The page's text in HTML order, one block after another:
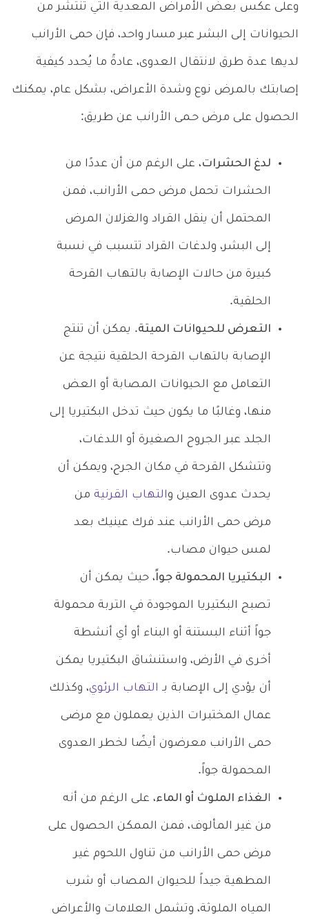
وعلى عكس بعض الأمراض المعدية التي تنتشر من
الحيوانات إلى البشر عبر مسار واحد، فإن حمى الأرانب
لديها عدة طرق لانتقال العدوى، عادةً ما يُحدد كيفية
إصابتك بالمرض نوع وشدة الأعراض، بشكل عام، يمكنك
الحصول على مرض حـمى الأرانب عن طريق:
لدغ الحشرات، على الرغم من أن عددًا من
الحشرات تحمل مرض حمـى الأرانب، فمن
المحتمل أن ينقل القراد والغزلان المرض
إلى البشر، ولدغات القراد تتسبب في نسبة
كبيرة من حالات الإصابة بالتهاب القرحة
الحلقية.
التعرض للحيوانات الميتة. يمكن أن تنتج
الإصابة بالتهاب القرحة الحلقية نتيجة عن
التعامل مع الحيوانات المصابة أو العض
منها، وغالبًا ما يكون حيث تدخل البكتيريا إلى
الجلد عبر الجروح الصغيرة أو اللدغات،
وتتشكل القرحة في مكان الجرح، ويمكن أن
يحدث عدوى العين والتهاب القرنية من
مرض حمى الأرانب عند فرك عينيك بعد
لمس حيوان مصاب.
البكتيريا المحمولة جواً، حيث يمكن أن
تصبح البكتيريا الموجودة في التربة محمولة
جواً أثناء البستنة أو البناء أو أي أنشطة
أخرى في الأرض، واستنشاق البكتيريا يمكن
أن يؤدي إلى الإصابة بـ التهاب الرئوي، وكذلك
عمال المختبرات الذين يعملون مع مرضى
حمى الأرانب معرضون أيضًا لخطر العدوى
المحمولة جواً.
الغذاء الملوث أو الماء، على الرغم من أنه
من غير المألوف، فمن الممكن الحصول على
مرض حمى الأرانب من تناول اللحوم غير
المطهية جيداً للحيوان المصاب أو شرب
المياه الملوثة، وتشمل العلامات والأعراض